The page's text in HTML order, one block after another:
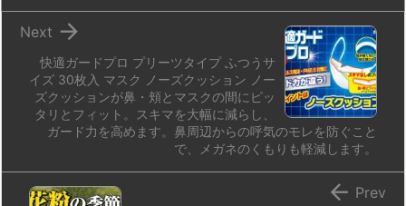
快適ガードプロ プリーツタイプ ふつうサ
イズ 30枚入 マスク ノーズクッション ノー
ズクッションが鼻・頬とマスクの間にピッ
タリとフィット。スキマを大幅に減らし、
ガード力を高めます。鼻周辺からの呼気のモレを防ぐこと
で、メガネのくもりも軽減します。

Next
 Prev